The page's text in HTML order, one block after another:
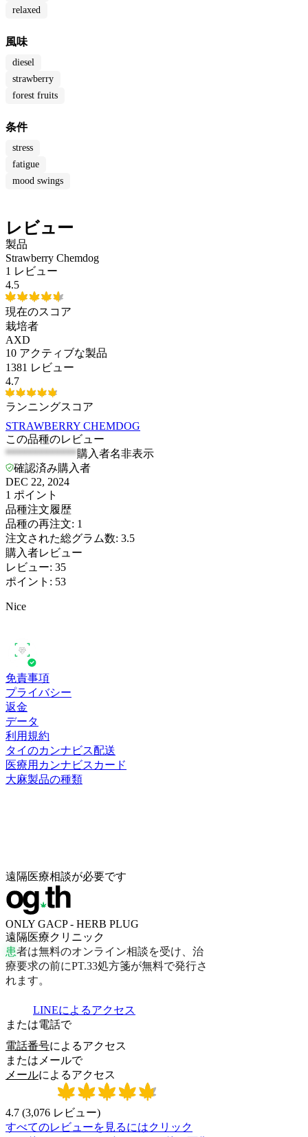
relaxed
風味
diesel
strawberry
forest fruits
条件
stress
fatigue
mood swings
レビュー
製品
Strawberry Chemdog
1 レビュー
4.5
現在のスコア
栽培者
AXD
10 アクティブな製品
1381 レビュー
4.7
ランニングスコア
STRAWBERRY CHEMDOG
この品種のレビュー
*************購入者名非表示
確認済み購入者
DEC 22, 2024
1 ポイント
品種注文履歴
品種の再注文: 1
注文された総グラム数: 3.5
購入者レビュー
レビュー: 35
ポイント : 53
Nice
免責事項
プライバシー
返金
データ
利用規約
タイのカンナビス配送
医療用カンナビスカード
大麻製品の種類
遠隔医療相談が必要です
ONLY GACP - HERB PLUG
遠隔医療クリニック
患者は無料のオンライ ン相談を受け
治
療要求の前にPT.33処方箋が無料で発行さ
れま す。
LINEによるアクセス
または電話で
電話番号によるアクセス
またはメールで
メールによるアクセス
4.7 (3,076 レビュー)
すべてのレビューを見るにはクリック